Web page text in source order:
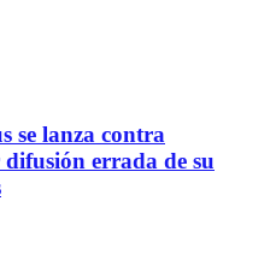
se lanza contra
errada de su